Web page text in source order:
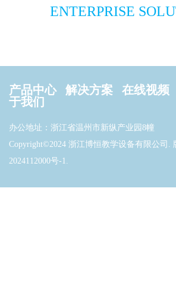
ENTERPRISE
产品中心 解决方案 在线视频
于我们
办公地址：浙江省温州市新纵产业园8幢
Copyright©2024 浙江博恒教学设备有限公司.
2024112000号-1.